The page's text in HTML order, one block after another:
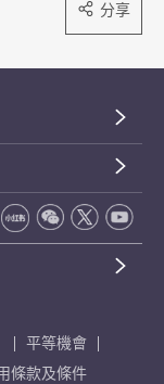
分享
平等機會
條款及條件